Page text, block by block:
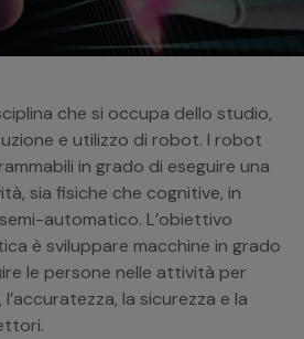
che si occupa dello studio,
e utilizzo di robot. I robot
in grado di eseguire una
sia fisiche che cognitive, in
automatico. L’obiettivo
è sviluppare macchine in grado
le persone nelle attività per
l’accuratezza, la sicurezza e la